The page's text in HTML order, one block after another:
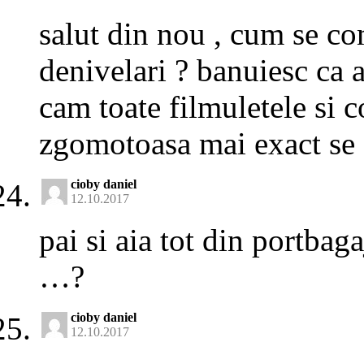
salut din nou , cum se
denivelari ? banuiesc ca
cam toate filmuletele si
zgomotoasa mai exact
cioby daniel
12.10.2017
pai si aia tot din
…?
cioby daniel
12.10.2017